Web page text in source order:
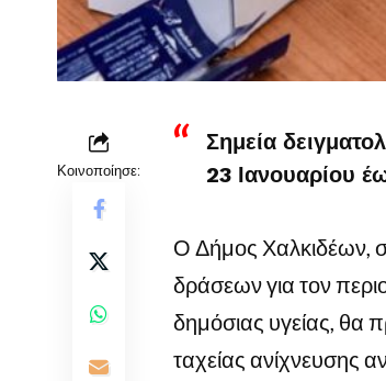
Κοινοποίησε:
Σημεία
23 Ιανουαρίου
Ο Δήμος Χαλκιδέων,
δράσεων για τον
δημόσιας υγείας, θα
ταχείας ανίχνευσης